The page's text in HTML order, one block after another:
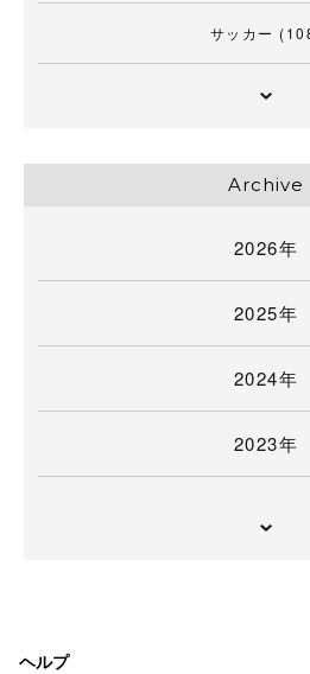
サッカー
Archive
2026年
2025年
2024年
2023年
ヘルプ